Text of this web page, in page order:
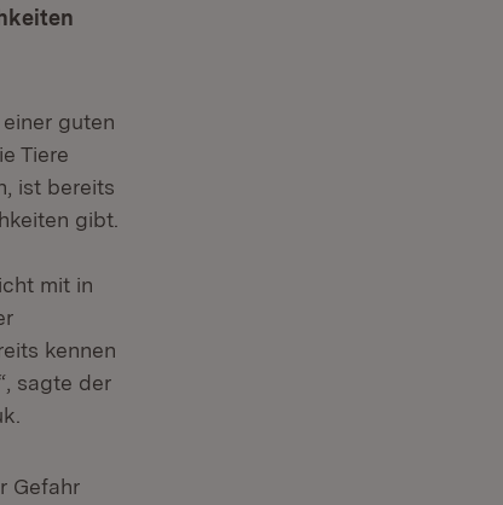
guten
Tiere
ist bereits
gibt.
mit in
kennen
sagte der
Gefahr